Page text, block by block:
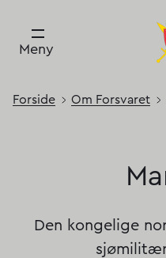
Meny
Forside Om Forsvaret
Marinen
Den kongelige